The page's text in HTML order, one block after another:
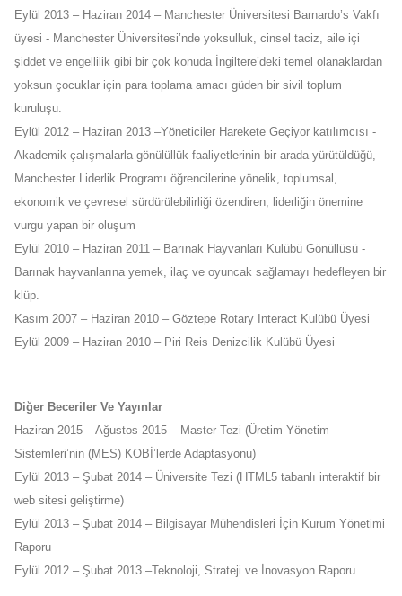
Eylül 2013 – Haziran 2014 – Manchester Üniversitesi Barnardo’s Vakfı
üyesi - Manchester Üniversitesi’nde yoksulluk, cinsel taciz, aile içi
şiddet ve engellilik gibi bir çok konuda İngiltere’deki temel olanaklardan
yoksun çocuklar için para toplama amacı güden bir sivil toplum
kuruluşu.
Eylül 2012 – Haziran 2013 –Yöneticiler Harekete Geçiyor katılımcısı -
Akademik çalışmalarla gönülüllük faaliyetlerinin bir arada yürütüldüğü,
Manchester Liderlik Programı öğrencilerine yönelik, toplumsal,
ekonomik ve çevresel sürdürülebilirliği özendiren, liderliğin önemine
vurgu yapan bir oluşum
Eylül 2010 – Haziran 2011 – Barınak Hayvanları Kulübü Gönüllüsü -
Barınak hayvanlarına yemek, ilaç ve oyuncak sağlamayı hedefleyen bir
klüp.
Kasım 2007 – Haziran 2010 – Göztepe Rotary Interact Kulübü Üyesi
Eylül 2009 – Haziran 2010 – Piri Reis Denizcilik Kulübü Üyesi
Diğer Beceriler Ve Yayınlar
Haziran 2015 – Ağustos 2015 – Master Tezi (Üretim Yönetim
Sistemleri’nin (MES) KOBİ’lerde Adaptasyonu)
Eylül 2013 – Şubat 2014 – Üniversite Tezi (HTML5 tabanlı interaktif bir
web sitesi geliştirme)
Eylül 2013 – Şubat 2014 – Bilgisayar Mühendisleri İçin Kurum Yönetimi
Raporu
Eylül 2012 – Şubat 2013 –Teknoloji, Strateji ve İnovasyon Raporu